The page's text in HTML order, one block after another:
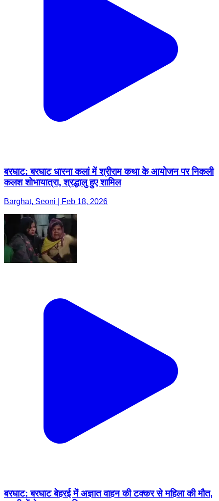
बरघाट: बरघाट धारना कलां में श्रीराम कथा के आयोजन पर निकली
कलश शोभायात्रा, श्रद्धालु हुए शामिल
Barghat, Seoni | Feb 18, 2026
बरघाट: बरघाट बेहरई में अज्ञात वाहन की टक्कर से महिला की मौत,